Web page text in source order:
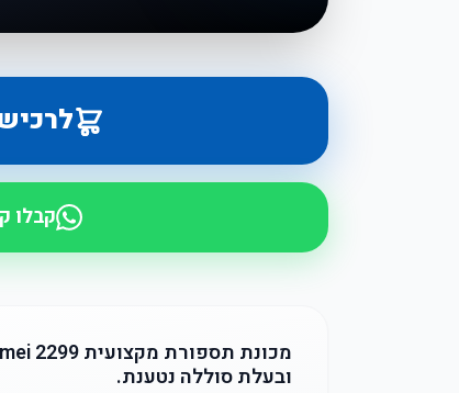
קבלו
ובעלת סוללה נטענת.